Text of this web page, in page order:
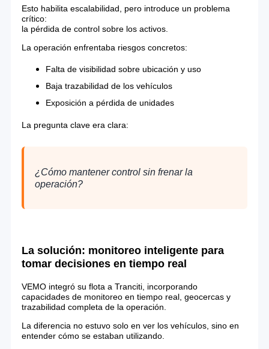
Esto habilita escalabilidad, pero introduce un problema
crítico:
la pérdida de control sobre los activos.
La operación enfrentaba riesgos concretos:
Falta de visibilidad sobre ubicación y uso
Baja trazabilidad de los vehículos
Exposición a pérdida de unidades
La pregunta clave era clara:
¿Cómo mantener control sin frenar la
operación?
La solución: monitoreo inteligente para
tomar decisiones en tiempo real
VEMO integró su flota a Tranciti, incorporando
capacidades de monitoreo en tiempo real, geocercas y
trazabilidad completa de la operación.
La diferencia no estuvo solo en ver los vehículos, sino en
entender cómo se estaban utilizando.